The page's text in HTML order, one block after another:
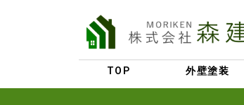
TOP 外壁塗装